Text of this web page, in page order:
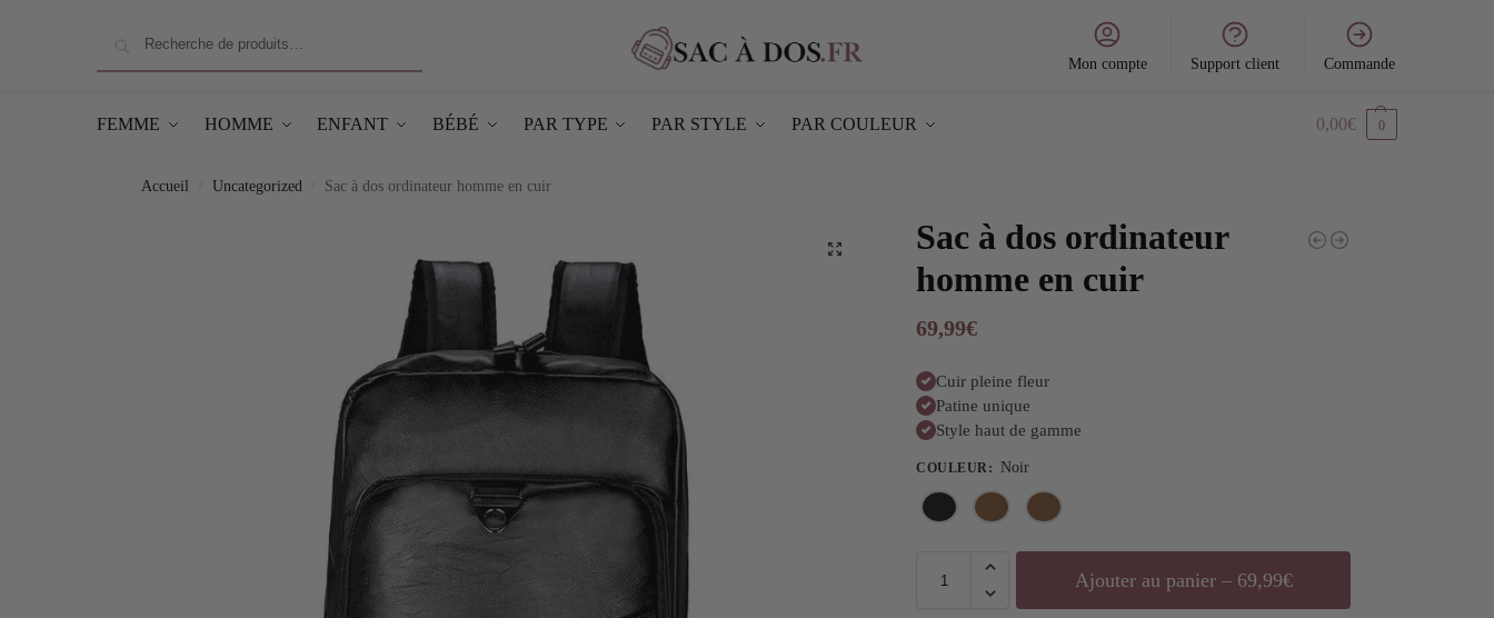
Mon compte Support client Commande
FEMME HOMME ENFANT BÉBÉ PAR TYPE PAR STYLE PAR COULEUR 0,00€ 0
Accueil Uncategorized Sac à dos ordinateur homme en cuir
Sac à dos ordinateur
homme en cuir
69,99€
Cuir pleine fleur
Patine unique
Style haut de gamme
COULEUR: Noir
Ajouter au panier – 69,99€